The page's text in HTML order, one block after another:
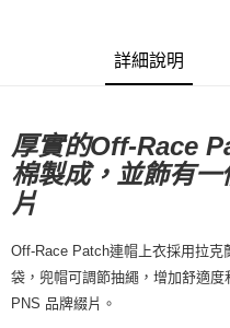
每筆NT$80，滿NT$10,000(含
每筆NT$130，滿NT$10,000(
詳細說明
厚實的Off-Race
棉製成，並飾有
片
Off-Race Patch連帽上衣採用拉克
袋，兜帽可調節抽繩，增加舒適
PNS 品牌綴片。